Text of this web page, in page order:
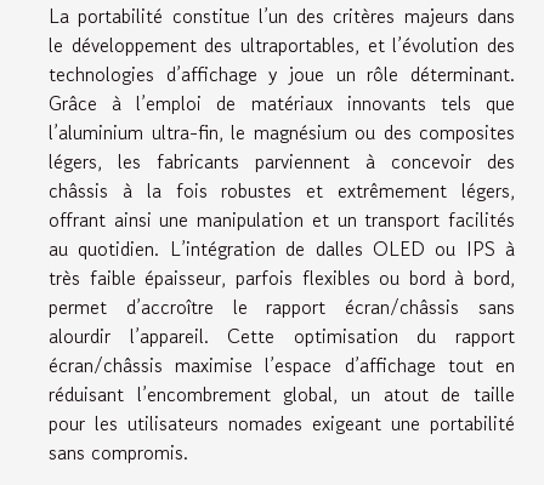
La portabilité constitue l’un des critères majeurs dans
le développement des ultraportables, et l’évolution des
technologies d’affichage y joue un rôle déterminant.
Grâce à l’emploi de matériaux innovants tels que
l’aluminium ultra-fin, le magnésium ou des composites
légers, les fabricants parviennent à concevoir des
châssis à la fois robustes et extrêmement légers,
offrant ainsi une manipulation et un transport facilités
au quotidien. L’intégration de dalles OLED ou IPS à
très faible épaisseur, parfois flexibles ou bord à bord,
permet d’accroître le rapport écran/châssis sans
alourdir l’appareil. Cette optimisation du rapport
écran/châssis maximise l’espace d’affichage tout en
réduisant l’encombrement global, un atout de taille
pour les utilisateurs nomades exigeant une portabilité
sans compromis.